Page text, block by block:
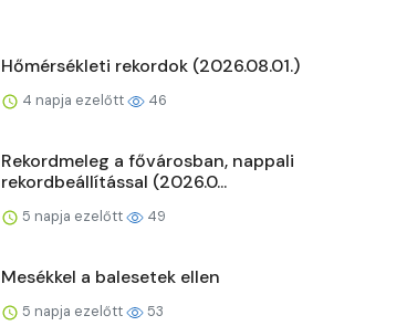
Hőmérsékleti rekordok (2026.08.01.)
4 napja ezelőtt 46
Rekordmeleg a fővárosban, nappali
rekordbeállítással (2026.0...
5 napja ezelőtt 49
Mesékkel a balesetek ellen
5 napja ezelőtt 53